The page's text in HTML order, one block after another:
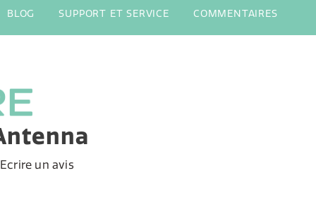
BLOG SUPPORT ET SERVICE COMMENTAIRES
Ecrire un avis